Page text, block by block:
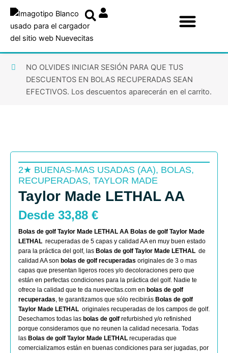
contenido
NO OLVIDES INICIAR SESIÓN PARA QUE TUS
DESCUENTOS EN BOLAS RECUPERADAS SEAN
EFECTIVOS. Los descuentos aparecerán en el carrito.
2★ BUENAS-MAS USADAS (AA), BOLAS,
RECUPERADAS, TAYLOR MADE
Taylor Made LETHAL AA
Desde 33,88 €
Bolas de golf Taylor Made LETHAL AA Bolas de golf Taylor Made
LETHAL recuperadas de 5 capas y calidad AA en muy buen estado
para la práctica del golf, las Bolas de golf Taylor Made LETHAL de
calidad AA son bolas de golf recuperadas originales de 3 o mas
capas que presentan ligeros roces y/o decoloraciones pero que
están en perfectas condiciones para la práctica del golf. Nadie te
ofrece la calidad que te da nuevecitas.com en bolas de golf
recuperadas, te garantizamos que sólo recibirás Bolas de golf
Taylor Made LETHAL originales recuperadas de los campos de golf.
Desechamos todas las bolas de golf refurbished y/o refinished
porque consideramos que no reunen la calidad necesaria. Todas
las Bolas de golf Taylor Made LETHAL recuperadas que
comercializamos están en buenas condiciones para ser jugadas, por